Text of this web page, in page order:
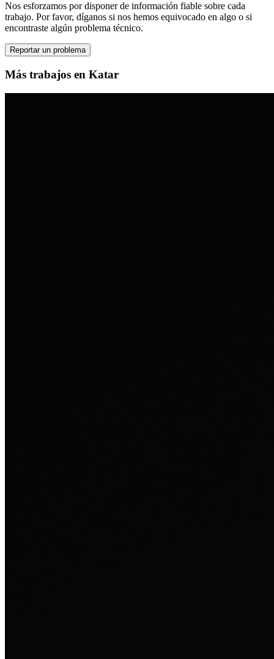
Nos esforzamos por disponer de información fiable sobre cada
trabajo. Por favor, díganos si nos hemos equivocado en algo o si
encontraste algún problema técnico.
Reportar un problema
Más trabajos en Katar